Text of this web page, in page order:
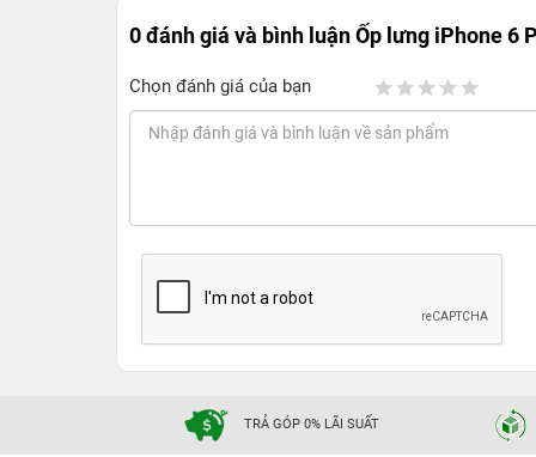
0 đánh giá và bình luậnỐp lưng iPhone 6
Chọn đánh giá của bạn
TRẢ GÓP 0% LÃI SUẤT